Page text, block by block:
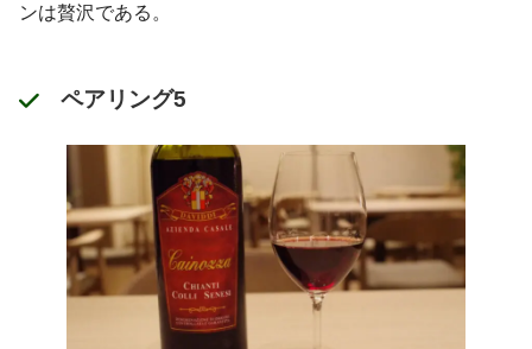
ンは贅沢である。
ペアリング5